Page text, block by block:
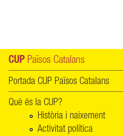
CUP Països Catalans
Portada CUP Països Catalans
Què és la CUP?
Història i naixement
Activitat política